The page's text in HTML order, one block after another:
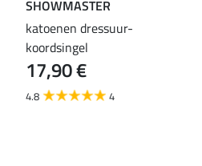
SHOWMASTER
katoenen dressuur-
koordsingel
17,90 €
4.8 4